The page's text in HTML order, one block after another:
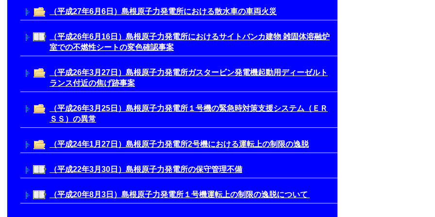
（平成27年6月6日）島根原子力発電所における散水車の車両火災
（平成26年6月16日）島根原子力発電所におけるサイトバンカ建物 雑固体溶融炉
室での不燃性シートの変色確認事案
（平成26年3月27日）島根原子力発電所ガスタービン発電機起動用ディーゼルト
ランス付近の焦げ跡事案
（平成26年3月25日）島根原子力発電所１号機の緊急時対策支援システム（ＥＲ
ＳＳ）の異常
（平成24年1月27日）島根原子力発電所2号機における運転上の制限の逸脱
（平成22年3月30日）島根原子力発電所の保守管理不備
（平成20年8月3日）島根原子力発電所１号機運転上の制限の逸脱について